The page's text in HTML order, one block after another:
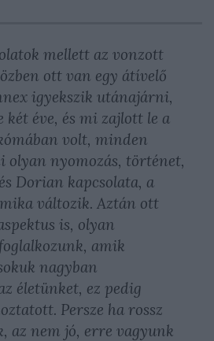
mellett az vonzott
ott van egy átívelő
igyekszik utánajárni,
éve, és mi zajlott le a
volt, minden
olyan nyomozás, történet,
Dorian kapcsolata, a
változik. Aztán ott
is, olyan
amik
nagyban
életünket, ez pedig
Persze ha rossz
az nem jó, erre vagyunk